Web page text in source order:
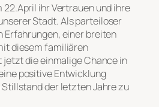
22.April ihr Vertrauen und ihre
Stadt. Als parteiloser
Erfahrungen, einer breiten
diesem familiären
die einmalige Chance in
positive Entwicklung
der letzten Jahre zu